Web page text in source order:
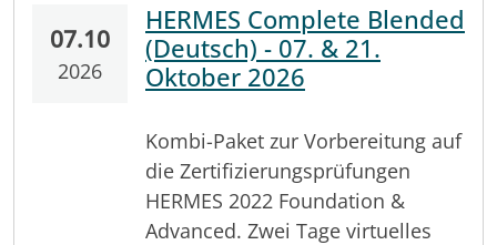
07.10
2026
HERMES Complete Blended
(Deutsch) - 07. & 21.
Oktober 2026
Kombi-Paket zur Vorbereitung auf
die Zertifizierungsprüfungen
HERMES 2022 Foundation &
Advanced. Zwei Tage virtuelles